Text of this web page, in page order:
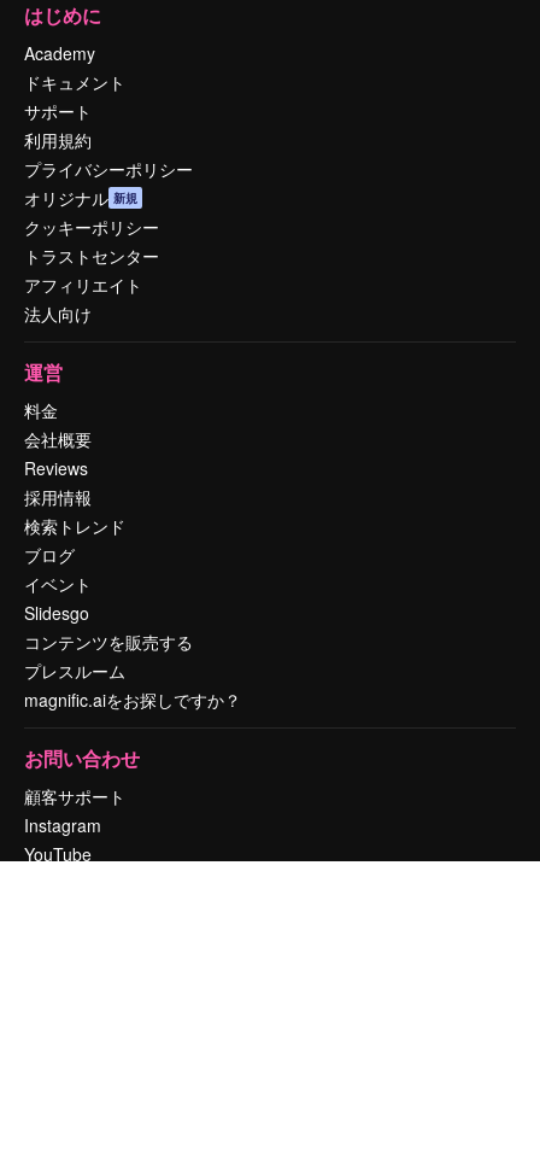
はじめに
Academy
ドキュメント
サポート
利用規約
プライバシーポリシー
オリジナル 新規
クッキーポリシー
トラストセンター
アフィリエイト
法人向け
運営
料金
会社概要
Reviews
採用情報
検索トレンド
ブログ
イベント
Slidesgo
コンテンツを販売する
プレスルーム
magnific.aiをお探しですか？
お問い合わせ
顧客サポート
Instagram
YouTube